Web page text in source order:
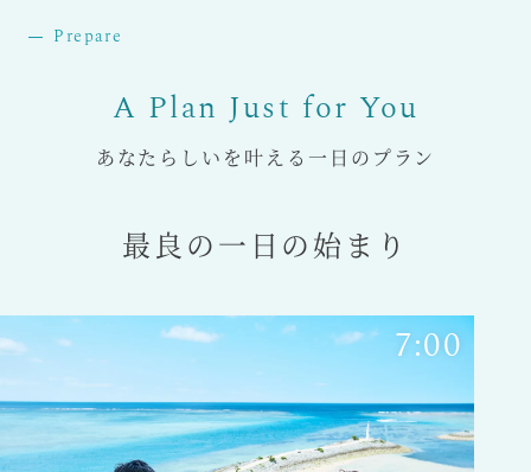
Prepare
あなたらしいを叶える一日のプラン
最良の一日の始まり
7:00